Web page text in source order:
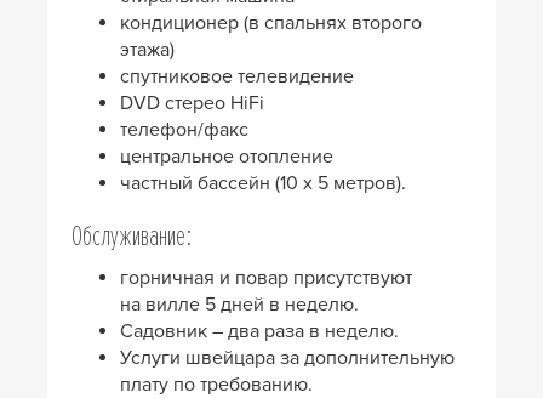
кондиционер (в спальнях второго
этажа)
спутниковое телевидение
DVD стерео HiFi
телефон/факс
центральное отопление
частный бассейн (10 x 5 метров).
Обслуживание:
горничная и повар присутствуют
на вилле 5 дней в неделю.
Садовник – два раза в неделю.
Услуги швейцара за дополнительную
плату по требованию.